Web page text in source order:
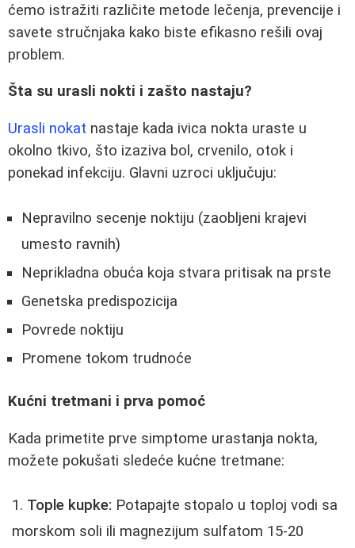
ćemo istražiti različite metode lečenja, prevencije i
savete stručnjaka kako biste efikasno rešili ovaj
problem.
Šta su urasli nokti i zašto nastaju?
Urasli nokat nastaje kada ivica nokta uraste u
okolno tkivo, što izaziva bol, crvenilo, otok i
ponekad infekciju. Glavni uzroci uključuju:
Nepravilno secenje noktiju (zaobljeni krajevi
umesto ravnih)
Neprikladna obuća koja stvara pritisak na prste
Genetska predispozicija
Povrede noktiju
Promene tokom trudnoće
Kućni tretmani i prva pomoć
Kada primetite prve simptome urastanja nokta,
možete pokušati sledeće kućne tretmane:
Tople kupke: Potapajte stopalo u toploj vodi sa
morskom soli ili magnezijum sulfatom 15-20